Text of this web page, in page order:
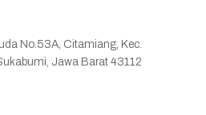
No.53A, Citamiang, Kec.
Jawa Barat 43112